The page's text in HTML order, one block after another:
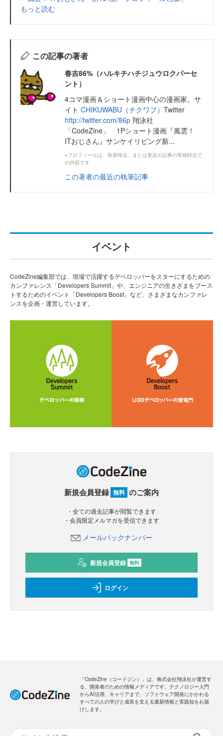
もっと読む
この記事の著者
春吉86%（ハルキチハチジュウロクパーセ
ント）
4コマ漫画＆ショート漫画中心の漫画家。サ
イト CHIKUWABU（チクワブ） Twitter
http://twitter.com/86p 翔泳社
「CodeZine」 1Pショート漫画『風雲！
ITおじさん』サンケイリビング新...
※プロフィールは、執筆時点、または直近の記事の寄稿時点で
の内容です
この著者の最近の執筆記事
イベント
CodeZine編集部では、現場で活躍するデベロッパーをスターにするための
カンファレンス「Developers Summit」や、エンジニアの生きざまをブース
トするためのイベント「Developers Boost」など、さまざまなカンファレ
ンスを企画・運営しています。
新規会員登録 無料 のご案内
・全ての過去記事が閲覧できます
・会員限定メルマガを受信できます
メールバックナンバー
新規会員登録 無料
ログイン
「CodeZine（コードジン）」は、株式会社翔泳社が運営す
る、開発者のための情報メディアです。テクノロジー入門
からAI活用、キャリアまで、ソフトウェア開発にかかわる
すべての人の学びと成長を支える最新情報と実践知をお届
けします。